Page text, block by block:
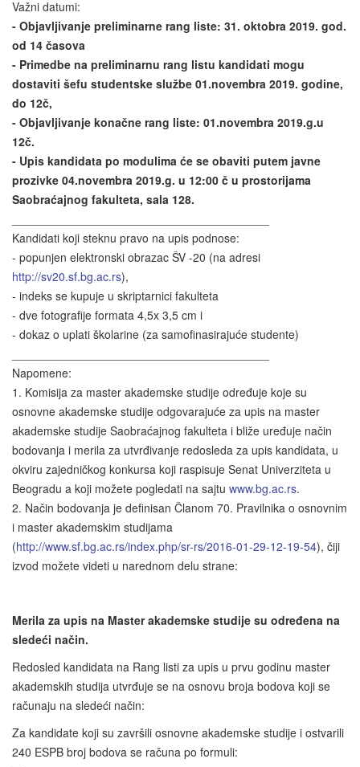
Važni datumi:
- Objavljivanje preliminarne rang liste: 31. oktobra 2019. god.
od 14 časova
- Primedbe na preliminarnu rang listu kandidati mogu
dostaviti šefu studentske službe 01.novembra 2019. godine,
do 12č,
- Objavljivanje konačne rang liste: 01.novembra 2019.g.u
12č.
- Upis kandidata po modulima će se obaviti putem javne
prozivke 04.novembra 2019.g. u 12:00 č u prostorijama
Saobraćajnog fakulteta, sala 128.
Kandidati koji steknu pravo na upis podnose:
- popunjen elektronski obrazac ŠV -20 (na adresi
http://sv20.sf.bg.ac.rs),
- indeks se kupuje u skriptarnici fakulteta
- dve fotografije formata 4,5x 3,5 cm i
- dokaz o uplati školarine (za samofinasirajuće studente)
Napomene:
1. Komisija za master akademske studije određuje koje su
osnovne akademske studije odgovarajuće za upis na master
akademske studije Saobraćajnog fakulteta i bliže uređuje način
bodovanja i merila za utvrđivanje redosleda za upis kandidata, u
okviru zajedničkog konkursa koji raspisuje Senat Univerziteta u
Beogradu a koji možete pogledati na sajtu www.bg.ac.rs.
2. Način bodovanja je definisan Članom 70. Pravilnika o osnovnim
i master akademskim studijama
(http://www.sf.bg.ac.rs/index.php/sr-rs/2016-01-29-12-19-54), čiji
izvod možete videti u narednom delu strane:
Merila za upis na Master akademske studije su određena na
sledeći način.
Redosled kandidata na Rang listi za upis u prvu godinu master
akademskih studija utvrđuje se na osnovu broja bodova koji se
računaju na sledeći način:
Za kandidate koji su završili osnovne akademske studije i ostvarili
240 ESPB broj bodova se računa po formuli: